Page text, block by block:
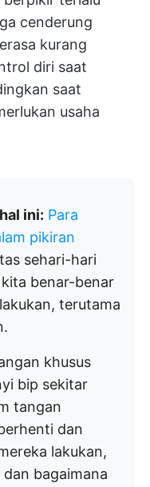
cenderung
kurang
diri saat
saat
usaha
ini: Para
pikiran
sehari-hari
benar-benar
terutama
khusus
bip sekitar
tangan
dan
lakukan,
bagaimana